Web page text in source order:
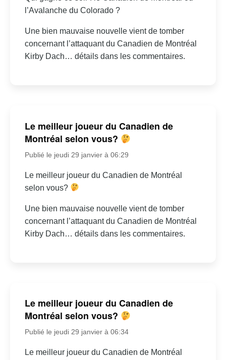
l’Avalanche du Colorado ?
Une bien mauvaise nouvelle vient de tomber
concernant l’attaquant du Canadien de Montréal
Kirby Dach… détails dans les commentaires.
Le meilleur joueur du Canadien de
Montréal selon vous?
Publié le jeudi 29 janvier à 06:29
Le meilleur joueur du Canadien de Montréal
selon vous?
Une bien mauvaise nouvelle vient de tomber
concernant l’attaquant du Canadien de Montréal
Kirby Dach… détails dans les commentaires.
Le meilleur joueur du Canadien de
Montréal selon vous?
Publié le jeudi 29 janvier à 06:34
Le meilleur joueur du Canadien de Montréal